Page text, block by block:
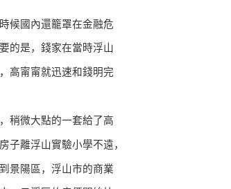
國內還籠罩在金融危
的是，錢家在當時浮山
高甯甯就迅速和錢明完
微大點的一套給了高
子離浮山實驗小學不遠，
景陽區，浮山市的商業